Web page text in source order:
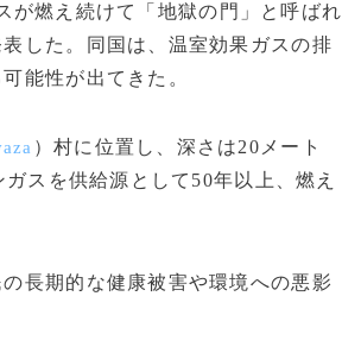
が燃え続けて「地獄の門」と呼ばれ
した。同国は、温室効果ガスの排
能性が出てきた。
）村に位置し、深さは20メート
スを供給源として50年以上、燃え
長期的な健康被害や環境への悪影